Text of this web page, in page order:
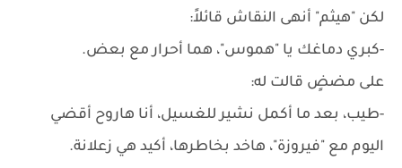
لكن "هيثم" أنهى النقاش قائلاً:
-كبري دماغك يا "هموس"، هما أحرار مع بعض.
على مضضٍ قالت له:
-طيب، بعد ما أكمل نشير للغسيل، أنا هاروح أقضي
اليوم مع "فيروزة"، هاخد بخاطرها، أكيد هي زعلانة.